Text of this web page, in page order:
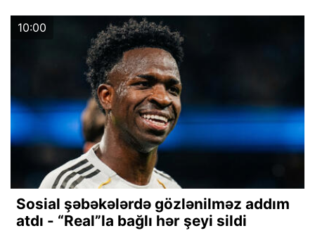
10:00
Sosial şəbəkələrdə gözlənilməz addım
atdı - “Real”la bağlı hər şeyi sildi